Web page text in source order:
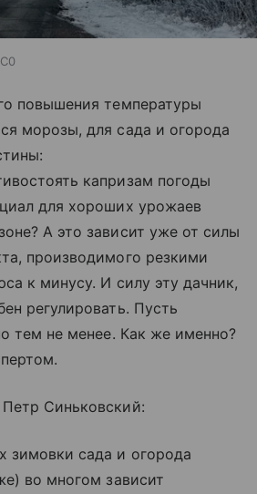
повышения температуры
морозы, для сада и огорода
капризам погоды
для хороших урожаев
А это зависит уже от силы
производимого резкими
к минусу. И силу эту дачник,
регулировать. Пусть
тем не менее. Как же именно?
Синьковский:
зимовки сада и огорода
во многом зависит